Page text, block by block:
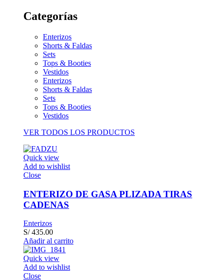
Categorías
Enterizos
Shorts & Faldas
Sets
Tops & Booties
Vestidos
Enterizos
Shorts & Faldas
Sets
Tops & Booties
Vestidos
VER TODOS LOS PRODUCTOS
Quick view
Add to wishlist
Close
ENTERIZO DE GASA PLIZADA TIRAS
CADENAS
Enterizos
S/435.00
Añadir al carrito
Quick view
Add to wishlist
Close